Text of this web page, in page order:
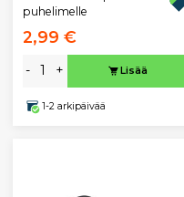
puhelimelle
2,99 €
- + Lisää
1-2 arkipäivää